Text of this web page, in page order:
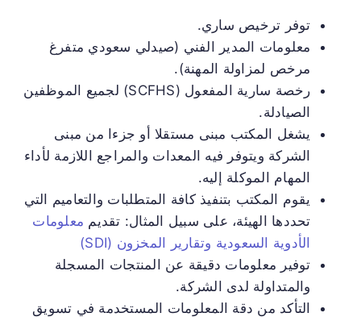
توفر ترخيص ساري.
معلومات المدير الفني (صيدلي سعودي متفرغ
مرخص لمزاولة المهنة).
رخصة سارية المفعول (SCFHS) لجميع الموظفين
الصيادلة.
يشغل المكتب مبنى مستقلا أو جزءا من مبنى
الشركة ويتوفر فيه المعدات والمراجع اللازمة لأداء
المهام الموكلة إليه.
يقوم المكتب بتنفيذ كافة المتطلبات والتعاميم التي
تحددها الهيئة، على سبيل المثال: تقديم معلومات
الأدوية السعودية وتقارير المخزون (SDI)
توفير معلومات دقيقة عن المنتجات المسجلة
والمتداولة لدى الشركة.
التأكد من دقة المعلومات المستخدمة في تسويق